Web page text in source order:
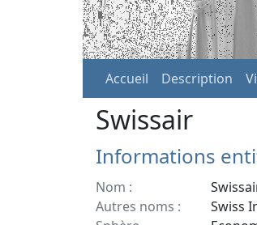
Accueil Description
Swissair
Informations
Nom :
Autres noms :
Swiss